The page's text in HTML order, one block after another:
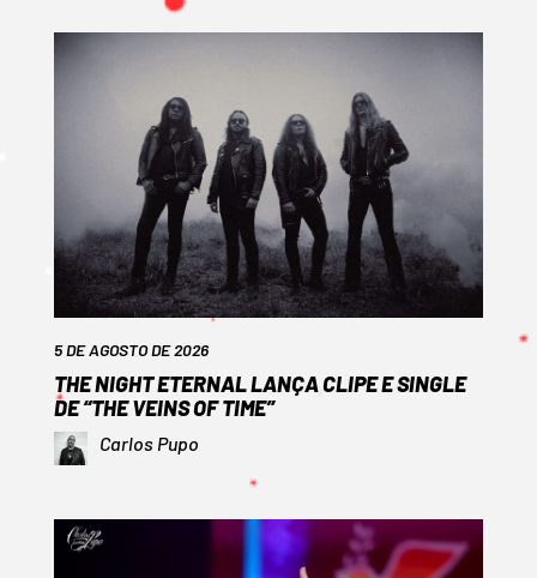
5 DE AGOSTO DE 2026
THE NIGHT ETERNAL LANÇA CLIPE E SINGLE
DE “THE VEINS OF TIME”
Carlos Pupo